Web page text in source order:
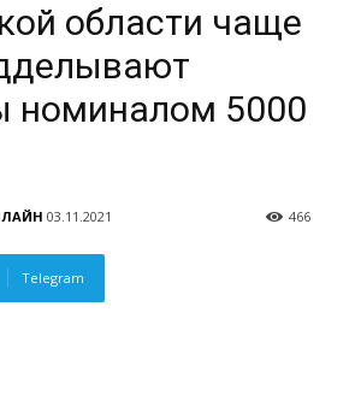
области чаще
номиналом 5000
03.11.2021 466
Telegram